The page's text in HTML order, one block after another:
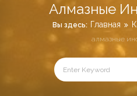
Алмазные
Вы здесь: Главная
алмазные